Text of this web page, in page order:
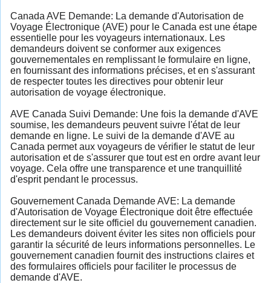
Canada AVE Demande: La demande d'Autorisation de
Voyage Électronique (AVE) pour le Canada est une étape
essentielle pour les voyageurs internationaux. Les
demandeurs doivent se conformer aux exigences
gouvernementales en remplissant le formulaire en ligne,
en fournissant des informations précises, et en s'assurant
de respecter toutes les directives pour obtenir leur
autorisation de voyage électronique.
AVE Canada Suivi Demande: Une fois la demande d'AVE
soumise, les demandeurs peuvent suivre l'état de leur
demande en ligne. Le suivi de la demande d'AVE au
Canada permet aux voyageurs de vérifier le statut de leur
autorisation et de s'assurer que tout est en ordre avant leur
voyage. Cela offre une transparence et une tranquillité
d'esprit pendant le processus.
Gouvernement Canada Demande AVE: La demande
d'Autorisation de Voyage Électronique doit être effectuée
directement sur le site officiel du gouvernement canadien.
Les demandeurs doivent éviter les sites non officiels pour
garantir la sécurité de leurs informations personnelles. Le
gouvernement canadien fournit des instructions claires et
des formulaires officiels pour faciliter le processus de
demande d'AVE.